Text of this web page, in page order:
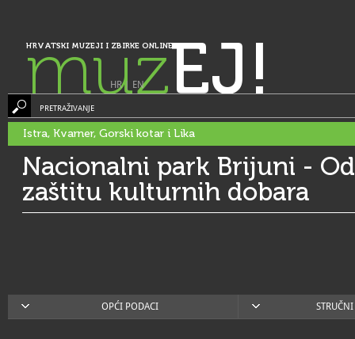
HRVATSKI MUZEJI I ZBIRKE ONLINE
muzEJ!
HR| EN
PRETRAŽIVANJE
Istra, Kvarner, Gorski kotar i Lika
Nacionalni park Brijuni -
zaštitu kulturnih dobara
OPĆI PODACI